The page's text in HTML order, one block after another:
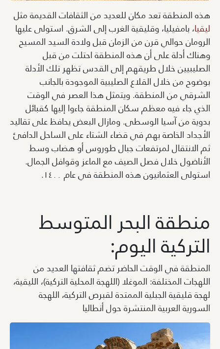
هذه المنطقة تعد مكان للعديد من الثقافات القديمة مثل
ليقيا، بامفيليا، وقليقية الغرب إلى الشرق. استولى عليها
الرومان حوالي قرن من الزمان قبل ولادة السيد المسيح
وهناك أدلة على أن هذه المنطقة احتلت من قبل
الصليبيين خلال طريقهم إلى القدس تظهر تلك الأدلة
بوضوح من خلال القلاع الصليبية الموجودة بالجانب
الشرقي من المنطقة. ويتمثل هذا العصر في الوقت
الذي جاء فيه معظم سكان المنطقة جاءوا إليها كقبائل
بدوية من آسيا الوسطى. ومازال البعض يحافظ على تقاليد
الأجداد الخاصة بهم في قضاء الشتاء على الساحل الدافئ
ثم الانتقال لمرتفعات جبال طوروس أو هضاب وسط
الأناضول خلال فصل الصيف مع الماعز وقوافل الجمال.
استولى العثمانيون هذه المنطقة في عام ١٤٠٠.
منطقة البحر المتوسط
التركية اليوم:
المنطقة في الوقت الحاضر تضم ثقافتها العديد من
اللهجات المختلفة: الموغلا (اللهجة المحلية التركية)، الليقية،
لهجة قليقية الجبلية الممتدة لقبرص التركية، اللهجة
السورية العربية المنتشرة حول أنطاليا